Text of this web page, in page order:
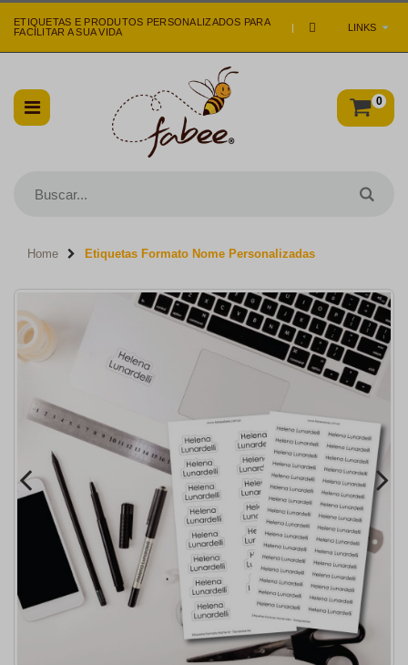
LINKS
ETIQUETAS E PRODUTOS PERSONALIZADOS PARA
FACILITAR A SUA VIDA
|
0
Home Etiquetas Formato Nome Personalizadas